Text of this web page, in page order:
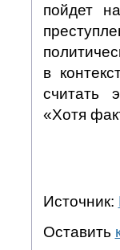
пойдет
в
считать
«Хотя
Источник:
Оставить